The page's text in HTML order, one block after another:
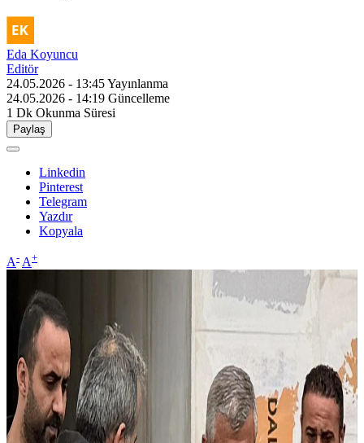
Eda Koyuncu
Editör
24.05.2026 - 13:45Yayınlanma
24.05.2026 - 14:19 Güncelleme
1 Dk Okunma Süresi
Paylaş
Linkedin
Pinterest
Telegram
Yazdır
Kopyala
A- A+